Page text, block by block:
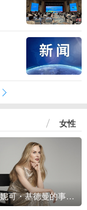
女性
回溯妮可・基德曼的事业轨迹